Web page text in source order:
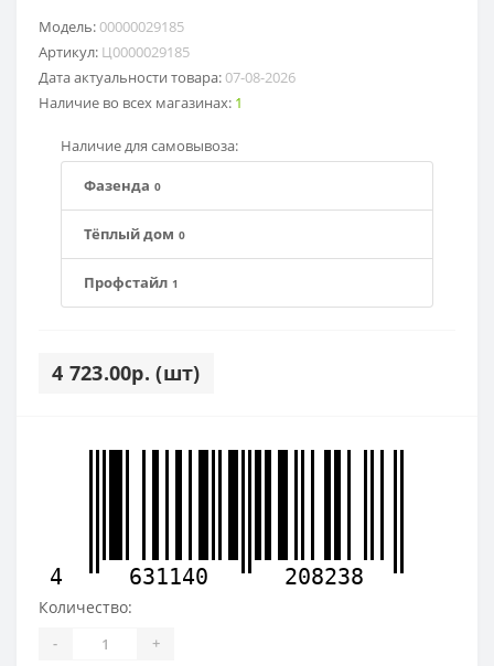
Модель:00000029185
Артикул: Ц0000029185
Дата актуальности товара:07-08-2026
Наличие во всех магазинах: 1
Наличие для самовывоза:
Фазенда 0
Тёплый дом 0
Профстайл 1
4 723.00р. (шт)
4 631140 208238
Количество:
- +